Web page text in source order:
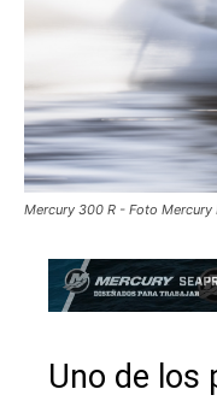
Mercury 300 R - Foto Mercury
Uno de los